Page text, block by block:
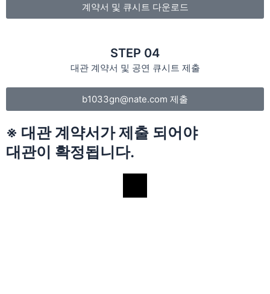
계약서 및 큐시트 다운로드
STEP 04
대관 계약서 및 공연 큐시트 제출
b1033gn@nate.com 제출
※ 대관 계약서가 제출 되어야
대관이 확정됩니다.